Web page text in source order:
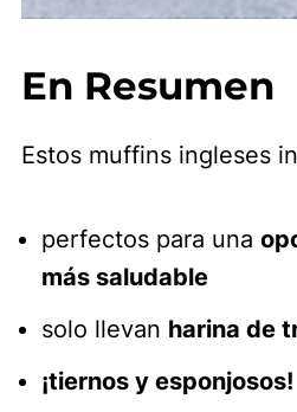
En Resumen
Estos muffins ingleses
perfectos para una
más saludable
solo llevan harina de
¡tiernos y esponjosos!